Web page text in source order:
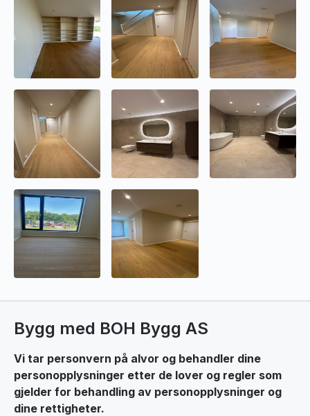
Bygg med BOH Bygg AS
Vi tar personvern på alvor og behandler dine
personopplysninger etter de lover og regler som
gjelder for behandling av personopplysninger og
dine rettigheter.